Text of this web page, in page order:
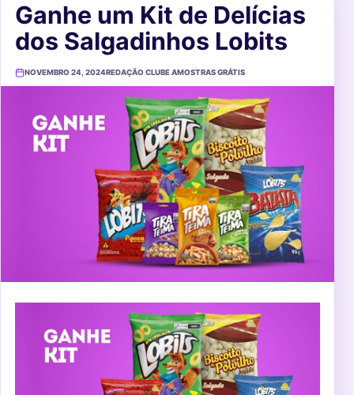
Ganhe um Kit de Delícias
dos Salgadinhos Lobits
NOVEMBRO 24, 2024REDAÇÃO CLUBE AMOSTRAS GRÁTIS